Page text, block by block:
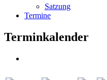
Satzung
Termine
Terminkalender